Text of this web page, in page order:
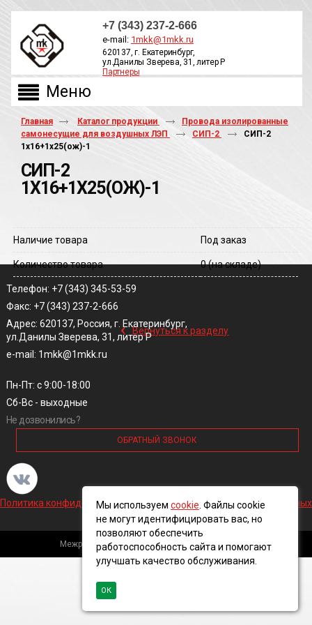
+7 (343) 237-2-666
e-mail: 1mkk@1mkk.ru
620137, г. Екатеринбург,
ул.Данилы Зверева, 31, литер Р
Партнеры
Главная Каталог продукции
Провода изолированные
самонесущие для воздушных ЛЭП
СИП-2
СИП-2
1х16+1х25(ож)-1
СИП-2
1Х16+1Х25(ОЖ)-1
Наличие товара Под заказ
Количество товара 0(на складе)
‹ Вернуться к разделу
Телефон: +7 (343) 345-53-59
Факс: +7 (343) 237-2-666
Адрес: 620137, Россия, г. Екатеринбург,
ул.Данилы Зверева, 31, литер Р
e-mail: 1mkk@1mkk.ru
Пн-Пт: с 9:00-18:00
Сб-Вс - выходные
Не дозвонились?
ОБРАТНЫЙ ЗВОНОК
Политика конфиденциальности и обработки персональных данных
Межрегиональная кабельная компания, 2016 ©
Мы используем cookie . Файлы cookie
не могут идентифицировать вас, но
позволяют обеспечить
работоспособность сайта и помогают
улучшать качество обслуживания.
ОК